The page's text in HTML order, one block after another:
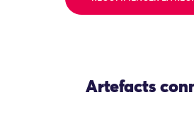
Artefacts